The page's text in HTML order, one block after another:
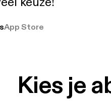
App Store
Kies je